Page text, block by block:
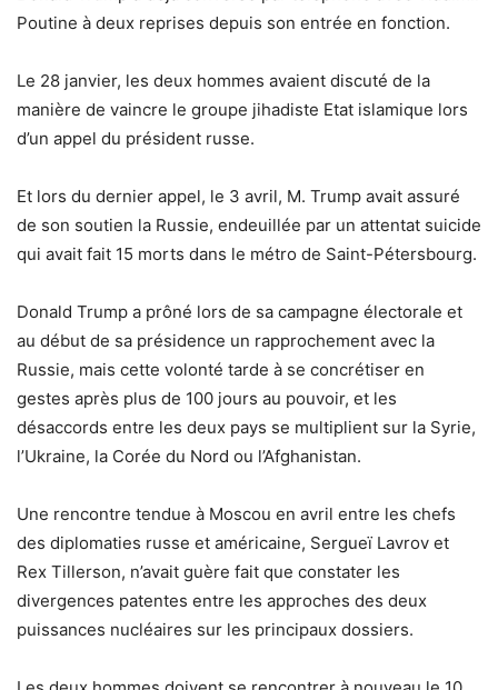
Poutine à deux reprises depuis son entrée en fonction.
Le 28 janvier, les deux hommes avaient discuté de la
manière de vaincre le groupe jihadiste Etat islamique lors
d’un appel du président russe.
Et lors du dernier appel, le 3 avril, M. Trump avait assuré
de son soutien la Russie, endeuillée par un attentat suicide
qui avait fait 15 morts dans le métro de Saint-Pétersbourg.
Donald Trump a prôné lors de sa campagne électorale et
au début de sa présidence un rapprochement avec la
Russie, mais cette volonté tarde à se concrétiser en
gestes après plus de 100 jours au pouvoir, et les
désaccords entre les deux pays se multiplient sur la Syrie,
l’Ukraine, la Corée du Nord ou l’Afghanistan.
Une rencontre tendue à Moscou en avril entre les chefs
des diplomaties russe et américaine, Sergueï Lavrov et
Rex Tillerson, n’avait guère fait que constater les
divergences patentes entre les approches des deux
puissances nucléaires sur les principaux dossiers.